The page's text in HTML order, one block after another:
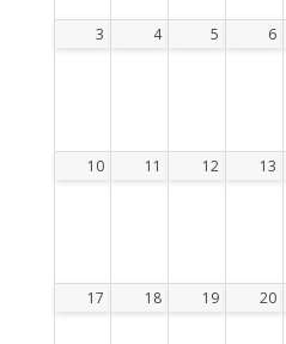
3 4 5 6
10 11 12 13
17 18 19 20